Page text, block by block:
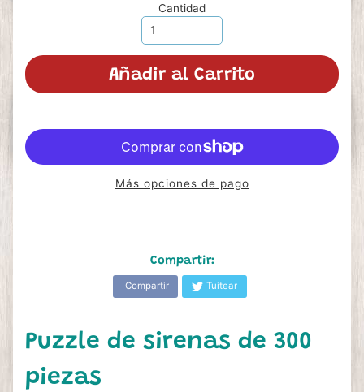
Cantidad
Añadir al Carrito
Más opciones de pago
Compartir:
Compartir Tuitear
Puzzle de sirenas de 300
piezas